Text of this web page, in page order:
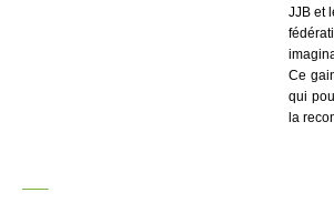
JJB et
Ce
qui
la